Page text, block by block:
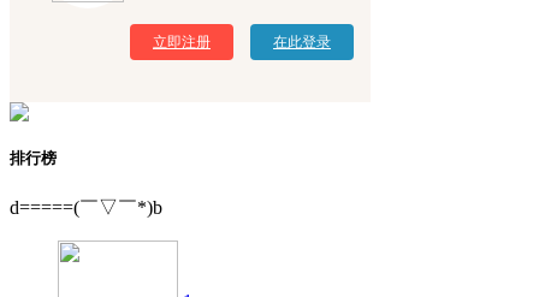
立即注册 在此登录
排行榜
d=====(￣▽￣*)b